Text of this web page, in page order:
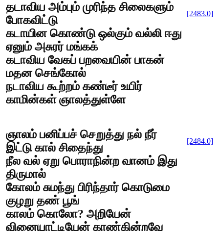
தடாவிய அம்பும் முரிந்த சிலைகளும்
போகவிட்டு
கடாயின கொண்டு ஒல்கும் வல்லி ஈது
ஏனும் அசுரர் மங்கக்
கடாவிய வேகப் பறவையின் பாகன்
மதன செங்கோல்
நடாவிய கூற்றம் கண்டீர் உயிர்
காமின்கள் ஞாலத்துள்ளே
[2483.0]
ஞாலம் பனிப்பச் செறுத்து நல் நீர்
இட்டு கால் சிதைந்து
நீல வல் ஏறு பொராநின்ற வானம் இது
திருமால்
கோலம் சுமந்து பிரிந்தார் கொடுமை
குழறு தண் பூங்
காலம் கொலோ? அறியேன்
வினையாட்டியேன் காண்கின்றவே
[2484.0]